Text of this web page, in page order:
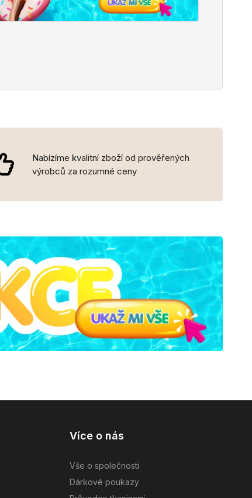
Nabízíme kvalitní zboží od prověřených
výrobců za rozumné ceny
Více o nás
Vše o společnosti
Dárkové poukazy